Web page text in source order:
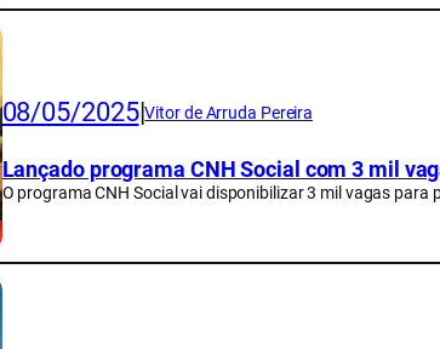
08/05/2025|Vitor de Arruda Pereira
Lançado programa CNH Social com 3 mil
O programa CNH Social vai disponibilizar 3 mil vagas